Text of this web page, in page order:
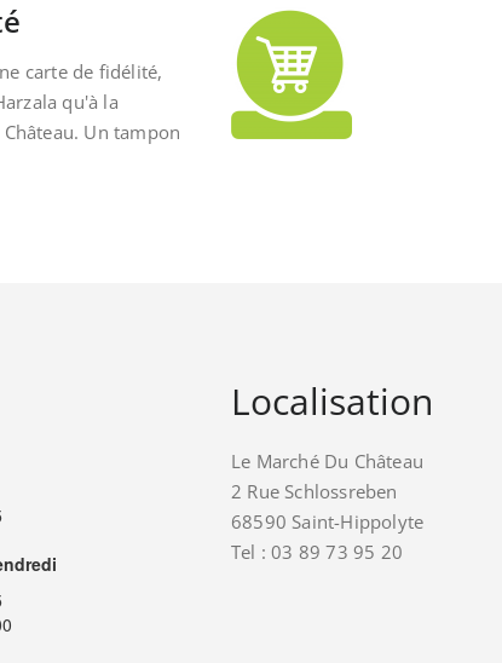
carte de fidélité,
qu'à la
Un tampon
Localisation
Le Marché Du Château
2 Rue Schlossreben
68590 Saint-Hippolyte
Tel : 03 89 73 95 20